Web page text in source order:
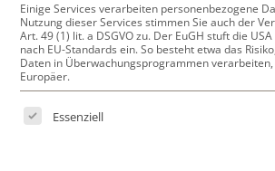
Einige Services verarbeiten personenbezogene
Nutzung dieser Services stimmen Sie auch der
Art. 49 (1) lit. a DSGVO zu. Der EuGH stuft die
nach EU-Standards ein. So besteht etwa das
Daten in Überwachungsprogrammen
Europäer.
Es folgt eine Liste der
Essenziell